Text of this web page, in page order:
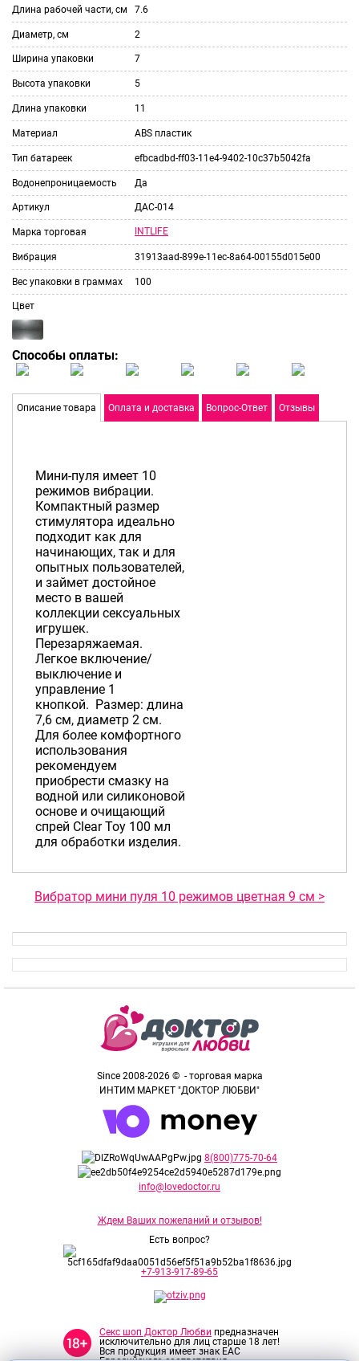
Длина рабочей части, см 7.6
Диаметр, см 2
Ширина упаковки 7
Высота упаковки 5
Длина упаковки 11
Материал ABS пластик
Тип батареек efbcadbd-ff03-11e4-9402-10c37b5042fa
Водонепроницаемость Да
Артикул ДАС-014
Марка торговая INTLIFE
Вибрация 31913aad-899e-11ec-8a64-00155d015e00
Вес упаковки в граммах 100
Цвет
Способы оплаты:
Описание товара Оплата и доставка Вопрос-Ответ Отзывы
Мини-пуля имеет 10
режимов вибрации.
Компактный размер
стимулятора идеально
подходит как для
начинающих, так и для
опытных пользователей,
и займет достойное
место в вашей
коллекции сексуальных
игрушек.
Перезаряжаемая.
Легкое включение/
выключение и
управление 1
кнопкой. Размер: длина
7,6 см, диаметр 2 см.
Для более комфортного
использования
рекомендуем
приобрести смазку на
водной или силиконовой
основе и очищающий
спрей Clear Toy 100 мл
для обработки изделия.
Вибратор мини пуля 10 режимов цветная 9 см >
Since 2008-2026 © - торговая марка
ИНТИМ МАРКЕТ "ДОКТОР ЛЮБВИ"
8(800)775-70-64
info@lovedoctor.ru
Ждем Ваших пожеланий и отзывов!
Есть вопрос?
+7-913-917-89-65
Секс шоп Доктор Любви предназначен
исключительно для лиц старше 18 лет!
Вся продукция имеет знак EAC